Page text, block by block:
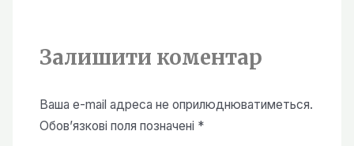
Залишити коментар
Ваша e-mail адреса не оприлюднюватиметься.
Обов’язкові поля позначені *